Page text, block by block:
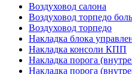
Воздуховод салона
Воздуховод торпедо
Воздуховод торпедо
Накладка блока
Накладка консоли КПП
Накладка порога
Накладка порога